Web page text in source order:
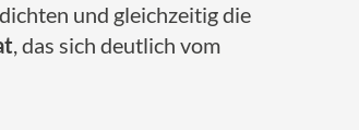
und gleichzeitig die
, das sich deutlich vom